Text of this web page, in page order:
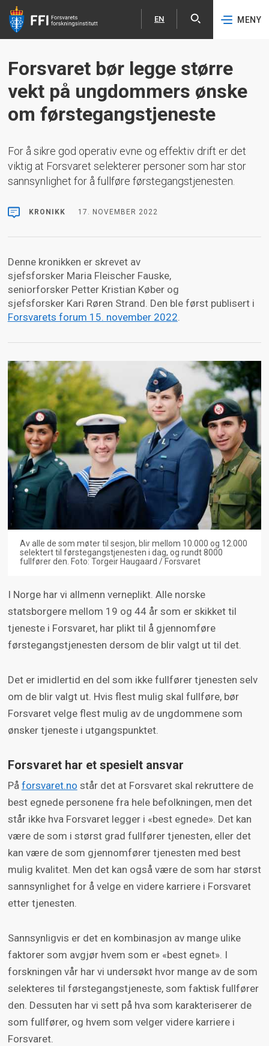
Hopp til hovedinnhold
EN
English MENY
Forsvaret bør legge større
vekt på ungdommers ønske
om førstegangstjeneste
For å sikre god operativ evne og effektiv drift er det
viktig at Forsvaret selekterer personer som har stor
sannsynlighet for å fullføre førstegangstjenesten.
KRONIKK 17. NOVEMBER 2022
Denne kronikken er skrevet av
sjefsforsker Maria Fleischer Fauske,
seniorforsker Petter Kristian Køber og
sjefsforsker Kari Røren Strand. Den ble først publisert i
Forsvarets forum 15. november 2022.
Av alle de som møter til sesjon, blir mellom 10.000 og 12.000
selektert til førstegangstjenesten i dag, og rundt 8000
fullfører den. Foto: Torgeir Haugaard / Forsvaret
I Norge har vi allmenn verneplikt. Alle norske
statsborgere mellom 19 og 44 år som er skikket til
tjeneste i Forsvaret, har plikt til å gjennomføre
førstegangstjenesten dersom de blir valgt ut til det.
Det er imidlertid en del som ikke fullfører tjenesten selv
om de blir valgt ut. Hvis flest mulig skal fullføre, bør
Forsvaret velge flest mulig av de ungdommene som
ønsker tjeneste i utgangspunktet.
Forsvaret har et spesielt ansvar
På forsvaret.no står det at Forsvaret skal rekruttere de
best egnede personene fra hele befolkningen, men det
står ikke hva Forsvaret legger i «best egnede». Det kan
være de som i størst grad fullfører tjenesten, eller det
kan være de som gjennomfører tjenesten med best
mulig kvalitet. Men det kan også være de som har størst
sannsynlighet for å velge en videre karriere i Forsvaret
etter tjenesten.
Sannsynligvis er det en kombinasjon av mange ulike
faktorer som avgjør hvem som er «best egnet». I
forskningen vår har vi undersøkt hvor mange av de som
selekteres til førstegangstjeneste, som faktisk fullfører
den. Dessuten har vi sett på hva som karakteriserer de
som fullfører, og hvem som velger videre karriere i
Forsvaret.